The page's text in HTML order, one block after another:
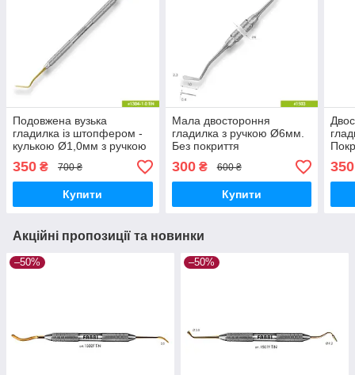
Подовжена вузька
гладилка із штопфером -
кулькою Ø1,0мм з ручкою
Ø6мм. Покриття Gold
350 ₴ 700 ₴
Купити
Мала двостороння
гладилка з ручкою Ø6мм.
Без покриття
300₴ 600 ₴
Купити
350
Акційні пропозиції та новинки
–50% –50%